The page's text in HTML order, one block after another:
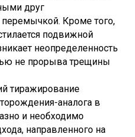
друг
перемычкой. Кроме того,
подвижной
неопределенность
не прорыва трещины
тиражирование
аналога в
и необходимо
направленного на